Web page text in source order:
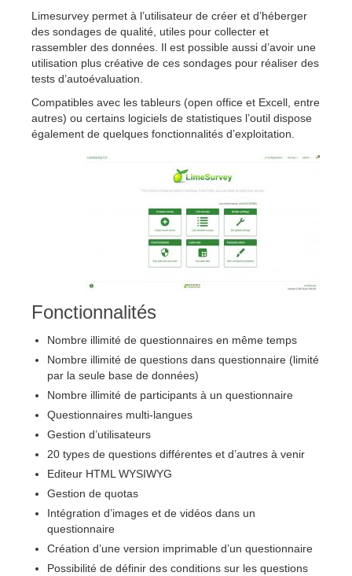
Limesurvey permet à l’utilisateur de créer et d’héberger
des sondages de qualité, utiles pour collecter et
rassembler des données. Il est possible aussi d’avoir une
utilisation plus créative de ces sondages pour réaliser des
tests d’autoévaluation.
Compatibles avec les tableurs (open office et Excell, entre
autres) ou certains logiciels de statistiques l’outil dispose
également de quelques fonctionnalités d’exploitation.
Fonctionnalités
Nombre illimité de questionnaires en même temps
Nombre illimité de questions dans questionnaire (limité
par la seule base de données)
Nombre illimité de participants à un questionnaire
Questionnaires multi-langues
Gestion d’utilisateurs
20 types de questions différentes et d’autres à venir
Editeur HTML WYSIWYG
Gestion de quotas
Intégration d’images et de vidéos dans un
questionnaire
Création d’une version imprimable d’un questionnaire
Possibilité de définir des conditions sur les questions